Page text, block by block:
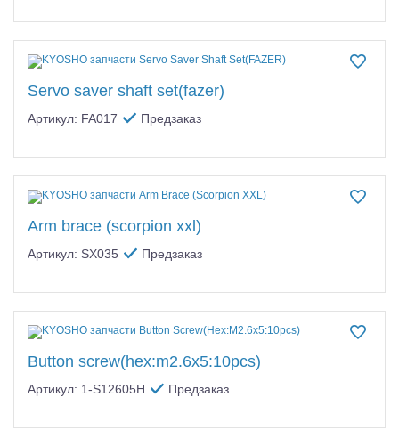
Servo saver shaft set(fazer)
Артикул: FA017 Предзаказ
Arm brace (scorpion xxl)
Артикул: SX035 Предзаказ
Button screw(hex:m2.6x5:10pcs)
Артикул: 1-S12605H Предзаказ